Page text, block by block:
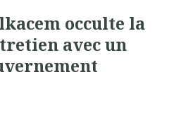
occulte la
avec un